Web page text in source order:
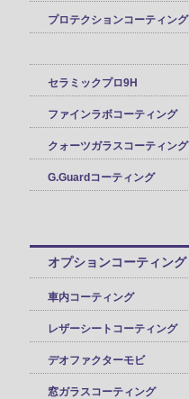
プロテクションコーティング
セラミックプロ9H
ファインラボコーティング
クォーツガラスコーティング
G.Guardコーティング
オプションコーティング
車内コーティング
レザーシートコーティング
デオファクターモビ
窓ガラスコーティング